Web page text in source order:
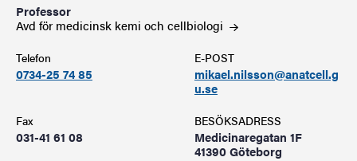
Professor
Avd för medicinsk kemi och cellbiologi
Telefon
0734-25 74 85
E-POST
mikael.nilsson@anatcell.g
u.se
Fax
031-41 61 08
BESÖKSADRESS
Medicinaregatan 1F
41390 Göteborg